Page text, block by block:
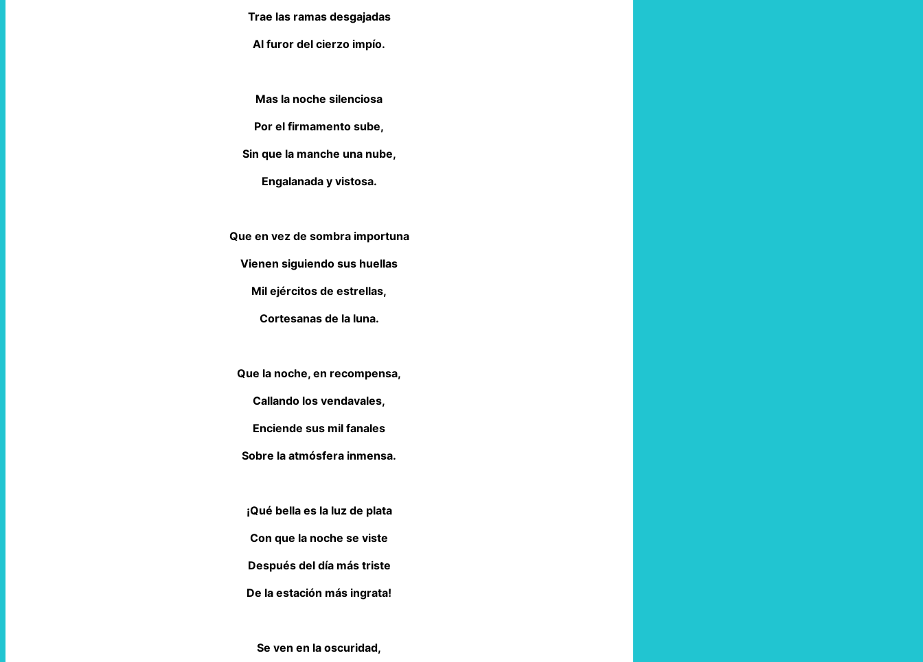
Trae las ramas desgajadas
Al furor del cierzo impío.
Mas la noche silenciosa
Por el firmamento sube,
Sin que la manche una nube,
Engalanada y vistosa.
Que en vez de sombra importuna
Vienen siguiendo sus huellas
Mil ejércitos de estrellas,
Cortesanas de la luna.
Que la noche, en recompensa,
Callando los vendavales,
Enciende sus mil fanales
Sobre la atmósfera inmensa.
¡Qué bella es la luz de plata
Con que la noche se viste
Después del día más triste
De la estación más ingrata!
Se ven en la oscuridad,